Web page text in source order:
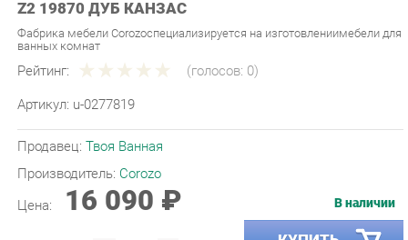
Фабрика мебели Corozoспециализируется на изготовлениимебели для
ванных комнат
Рейтинг: (голосов:
Артикул: u-0277819
Продавец:
Производитель: Corozo
Цена: 16 090 ₽
- +